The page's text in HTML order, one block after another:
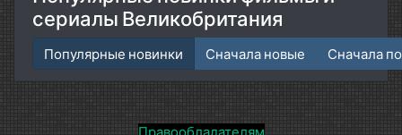
сериалы Великобритания
Популярные новинки Сначала новые Сначала
Правообладателям